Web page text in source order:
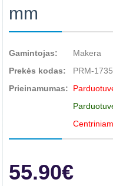
mm
Gamintojas:
Makera
Prekės kodas:
PRM-
Prieinamumas:
55.90€